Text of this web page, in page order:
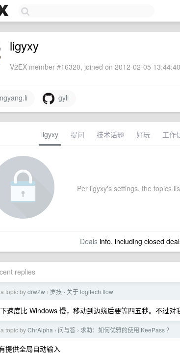
ligyxy
V2EX member #16320, joined on 2012-02-05
gyli
ligyxy 提问 技术话题 好玩 工作
Per ligyxy's settings, the topics
Dealsinfo, including closed
replies
topic bydrw2w › 罗技 › 关于 logitech flow
速度比 Windows 慢，移动到边缘后要等四五秒。不过对
topic byChrAlpha › 问与答 › 求助：如何优雅的使用 KeePass ？
提供全局自动输入